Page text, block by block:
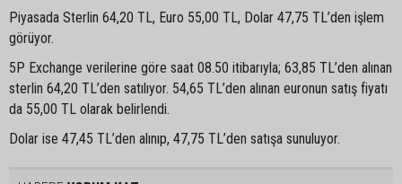
Piyasada Sterlin 64,20 TL, Euro 55,00 TL, Dolar 47,75 TL’den işlem
görüyor.
5P Exchange verilerine göre saat 08.50 itibarıyla; 63,85 TL’den alınan
sterlin 64,20 TL’den satılıyor. 54,65 TL’den alınan euronun satış fiyatı
da 55,00 TL olarak belirlendi.
Dolar ise 47,45 TL’den alınıp, 47,75 TL’den satışa sunuluyor.